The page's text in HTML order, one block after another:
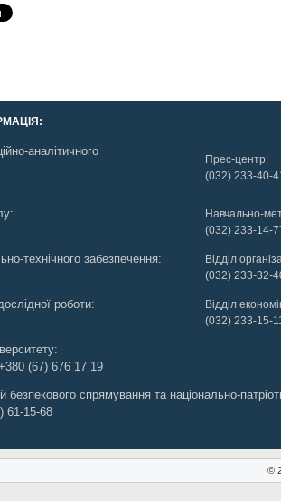
аналітичного
Прес-центр:
(032) 233-40-
Навчально-
(032) 233-14-
технічного забезпечення:
Відділ
(032) 233-32-
роботи:
Відділ
(032) 233-15-
(67) 676 17 19
безпекового спрямування та національно-
61-15-68
©